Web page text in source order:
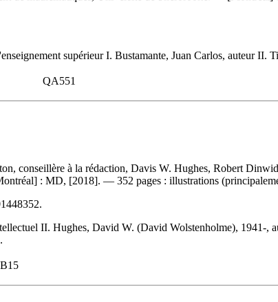
supérieur I. Bustamante, Juan Carlos, auteur
QA551
conseillère à la rédaction, Davis W. Hughes, Robert
: MD, [2018]. — 352 pages : illustrations
.
II. Hughes, David W. (David Wolstenholme), 1941-,